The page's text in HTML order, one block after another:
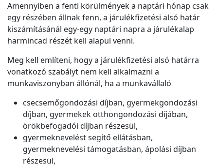
Amennyiben a fenti körülmények a naptári hónap csak
egy részében állnak fenn, a járulékfizetési alsó határ
kiszámításánál egy-egy naptári napra a járulékalap
harmincad részét kell alapul venni.
Meg kell említeni, hogy a járulékfizetési alsó határra
vonatkozó szabályt nem kell alkalmazni a
munkaviszonyban állónál, ha a munkavállaló
csecsemőgondozási díjban, gyermekgondozási
díjban, gyermekek otthongondozási díjában,
örökbefogadói díjban részesül,
gyermeknevelést segítő ellátásban,
gyermeknevelési támogatásban, ápolási díjban
részesül,